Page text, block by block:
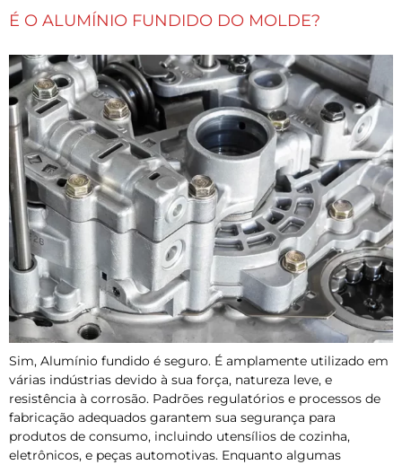
É O ALUMÍNIO FUNDIDO DO MOLDE?
Sim, Alumínio fundido é seguro. É amplamente utilizado em
várias indústrias devido à sua força, natureza leve, e
resistência à corrosão. Padrões regulatórios e processos de
fabricação adequados garantem sua segurança para
produtos de consumo, incluindo utensílios de cozinha,
eletrônicos, e peças automotivas. Enquanto algumas